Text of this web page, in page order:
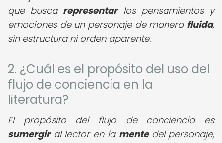
que busca representarlos pensamientos y
emociones de un personaje de manera fluida,
sin estructura ni orden aparente.
2. ¿Cuál es el propósito del uso del
flujo de conciencia en la
literatura?
El propósito del flujo de conciencia es
sumergiral lector en la mentedel personaje,